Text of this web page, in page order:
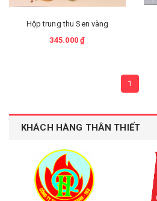
Hộp trung thu Sen vàng
345.000 ₫
1
KHÁCH HÀNG THÂN THIẾT